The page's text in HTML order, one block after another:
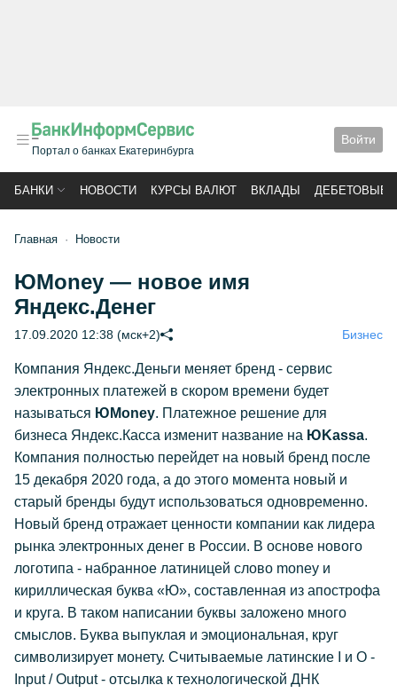
Портал о банках Екатеринбурга
Войти
БАНКИ НОВОСТИ КУРСЫ ВАЛЮТ ВКЛАДЫ ДЕБЕТОВЫЕ
Главная Новости
ЮMoney — новое имя
Яндекс.Денег
17.09.2020 12:38 (мск+2) Бизнес
Компания Яндекс.Деньги меняет бренд - сервис
электронных платежей в скором времени будет
называться ЮMoney. Платежное решение для
бизнеса Яндекс.Касса изменит название на ЮKassa.
Компания полностью перейдет на новый бренд после
15 декабря 2020 года, а до этого момента новый и
старый бренды будут использоваться одновременно.
Новый бренд отражает ценности компании как лидера
рынка электронных денег в России. В основе нового
логотипа - набранное латиницей слово money и
кириллическая буква «Ю», составленная из апострофа
и круга. В таком написании буквы заложено много
смыслов. Буква выпуклая и эмоциональная, круг
символизирует монету. Считываемые латинские I и O -
Input / Output - отсылка к технологической ДНК